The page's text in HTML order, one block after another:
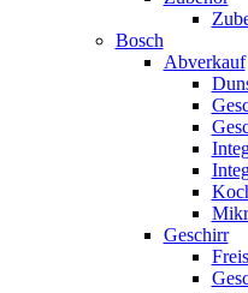
Bosch
Abverkauf
Geschirr